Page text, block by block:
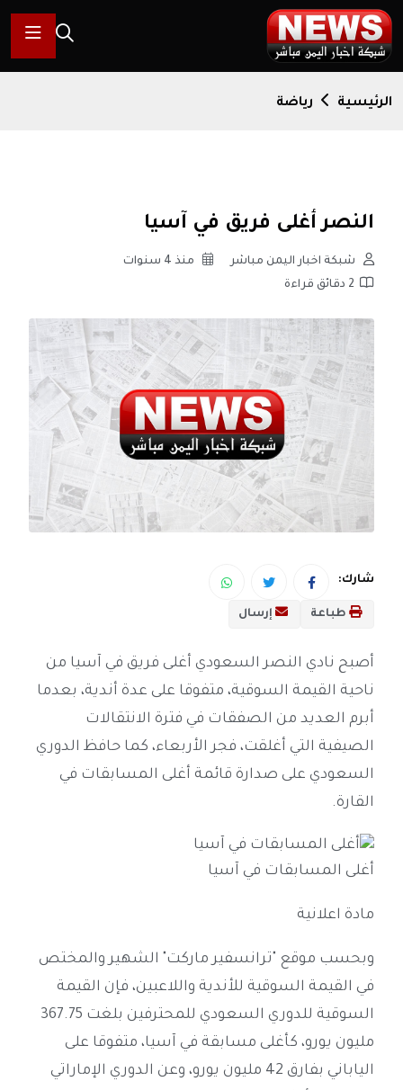
الرئيسية رياضة
النصر أغلى فريق في آسيا
شبكة اخبار اليمن مباشر
منذ 4 سنوات
2 دقائق قراءة
شارك:
طباعة إرسال
أصبح نادي النصر السعودي أغلى فريق في آسيا من
ناحية القيمة السوقية، متفوقا على عدة أندية، بعدما
أبرم العديد من الصفقات في فترة الانتقالات
الصيفية التي أغلقت، فجر الأربعاء، كما حافظ الدوري
السعودي على صدارة قائمة أغلى المسابقات في
القارة.
أغلى المسابقات في آسيا
مادة اعلانية
وبحسب موقع "ترانسفير ماركت" الشهير والمختص
في القيمة السوقية للأندية واللاعبين، فإن القيمة
السوقية للدوري السعودي للمحترفين بلغت 367.75
مليون يورو، كأغلى مسابقة في آسيا، متفوقا على
الياباني بفارق 42 مليون يورو، وعن الدوري الإماراتي